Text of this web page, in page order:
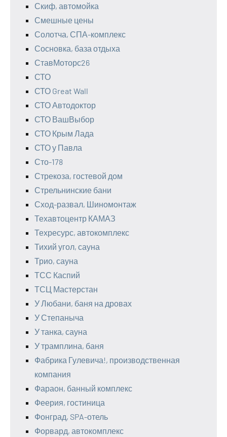
Скиф, автомойка
Смешные цены
Солотча, СПА-комплекс
Сосновка, база отдыха
СтавМоторс26
СТО
СТО Great Wall
СТО Автодоктор
СТО ВашВыбор
СТО Крым Лада
СТО у Павла
Сто-178
Стрекоза, гостевой дом
Стрельнинские бани
Сход-развал, Шиномонтаж
Техавтоцентр КАМАЗ
Техресурс, автокомплекс
Тихий угол, сауна
Трио, сауна
ТСС Каспий
ТСЦ Мастерстан
У Любани, баня на дровах
У Степаныча
У танка, сауна
У трамплина, баня
Фабрика Гулевича!, производственная
компания
Фараон, банный комплекс
Феерия, гостиница
Фонград, SPA-отель
Форвард, автокомплекс